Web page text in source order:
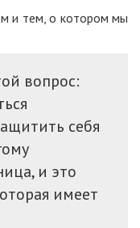
и тем, о котором мы
вопрос:
себя
и это
имеет